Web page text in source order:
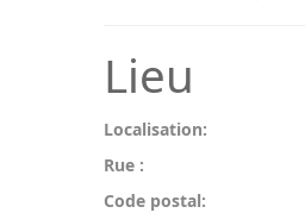
Lieu
Localisation:
Rue :
Code postal: